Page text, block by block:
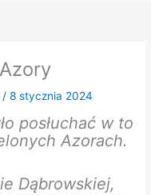
/8 stycznia 2024
posłuchać w to
Azorach.
Dąbrowskiej,